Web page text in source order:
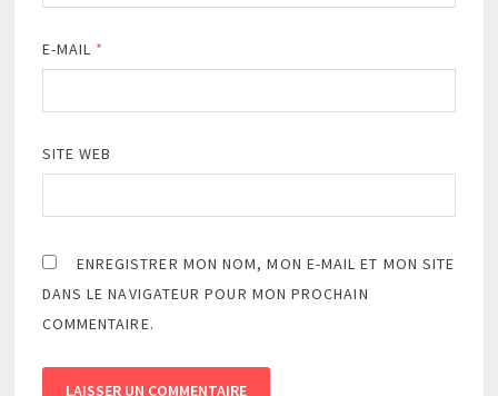
E-MAIL *
SITE WEB
ENREGISTRER MON NOM, MON E-MAIL ET MON SITE
DANS LE NAVIGATEUR POUR MON PROCHAIN
COMMENTAIRE.